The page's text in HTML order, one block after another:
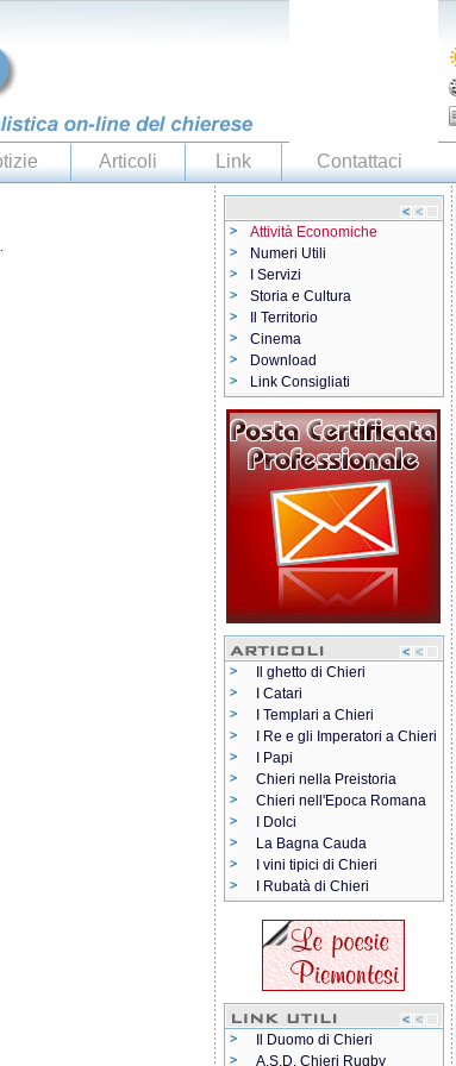
Articoli Link Contattaci
Attività Economiche
Numeri Utili
I Servizi
Storia e Cultura
Il Territorio
Cinema
Download
Link Consigliati
Il ghetto di Chieri
I Catari
I Templari a Chieri
I Re e gli Imperatori a Chieri
I Papi
Chieri nella Preistoria
Chieri nell'Epoca Romana
I Dolci
La Bagna Cauda
I vini tipici di Chieri
I Rubatà di Chieri
Il Duomo di Chieri
A.S.D. Chieri Rugby